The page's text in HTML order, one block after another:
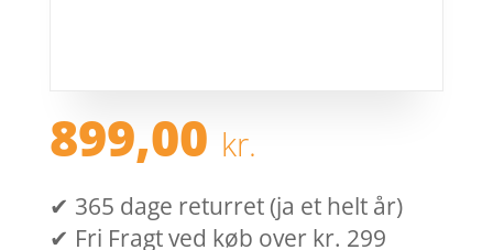
899,00 kr.
✔ 365 dage returret (ja et helt år)
✔ Fri Fragt ved køb over kr. 299